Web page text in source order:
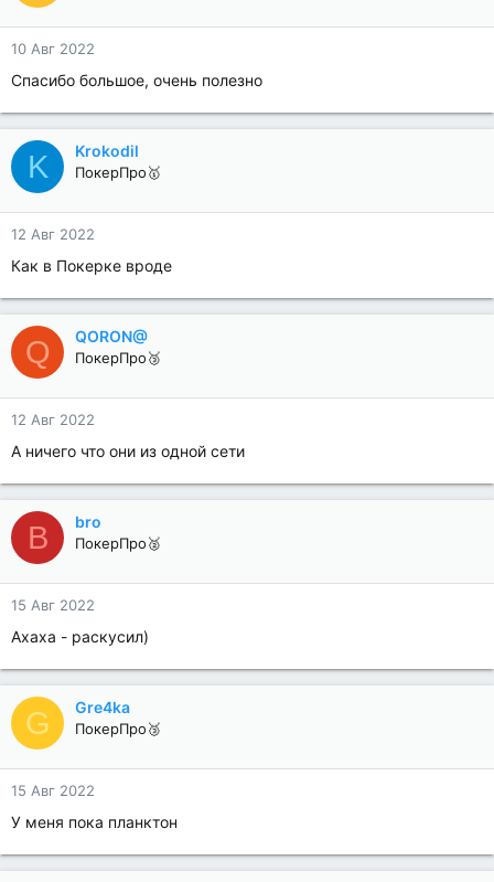
10 Авг 2022
Спасибо большое, очень полезно
K Krokodil
ПокерПро🥇
12 Авг 2022
Как в Покерке вроде
Q QORON@
ПокерПро🥉
12 Авг 2022
А ничего что они из одной сети
B bro
ПокерПро🥈
15 Авг 2022
Ахаха - раскусил)
G Gre4ka
ПокерПро🥉
15 Авг 2022
У меня пока планктон